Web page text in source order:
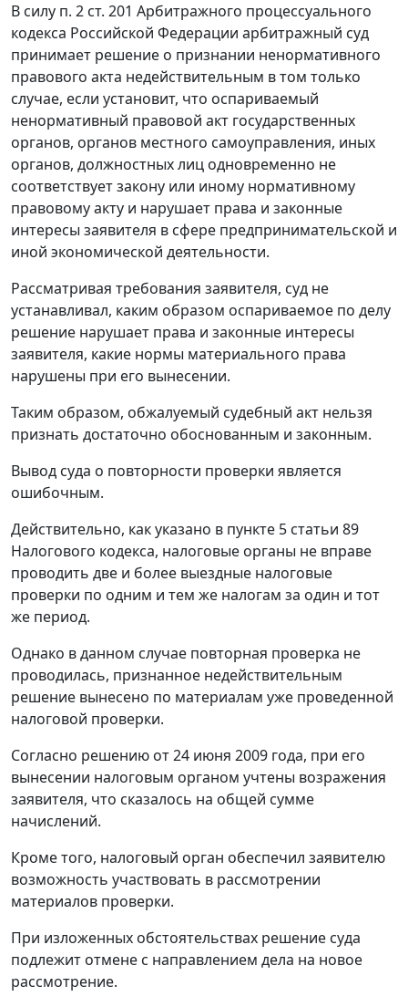
В силу п. 2 ст. 201 Арбитражного процессуального
кодекса Российской Федерации арбитражный суд
принимает решение о признании ненормативного
правового акта недействительным в том только
случае, если установит, что оспариваемый
ненормативный правовой акт государственных
органов, органов местного самоуправления, иных
органов, должностных лиц одновременно не
соответствует закону или иному нормативному
правовому акту и нарушает права и законные
интересы заявителя в сфере предпринимательской и
иной экономической деятельности.
Рассматривая требования заявителя, суд не
устанавливал, каким образом оспариваемое по делу
решение нарушает права и законные интересы
заявителя, какие нормы материального права
нарушены при его вынесении.
Таким образом, обжалуемый судебный акт нельзя
признать достаточно обоснованным и законным.
Вывод суда о повторности проверки является
ошибочным.
Действительно, как указано в пункте 5 статьи 89
Налогового кодекса, налоговые органы не вправе
проводить две и более выездные налоговые
проверки по одним и тем же налогам за один и тот
же период.
Однако в данном случае повторная проверка не
проводилась, признанное недействительным
решение вынесено по материалам уже проведенной
налоговой проверки.
Согласно решению от 24 июня 2009 года, при его
вынесении налоговым органом учтены возражения
заявителя, что сказалось на общей сумме
начислений.
Кроме того, налоговый орган обеспечил заявителю
возможность участвовать в рассмотрении
материалов проверки.
При изложенных обстоятельствах решение суда
подлежит отмене с направлением дела на новое
рассмотрение.